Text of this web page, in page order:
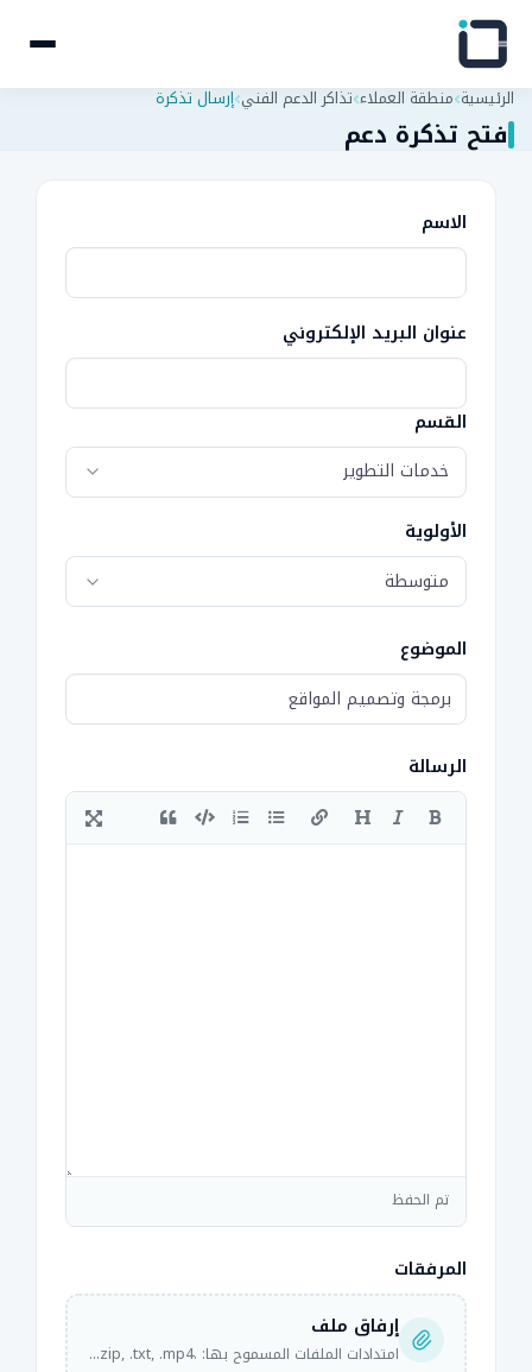
الرئيسية منطقة العملاء تذاكر الدعم الفني إرسال تذكرة
فتح تذكرة دعم
الاسم
عنوان البريد الإلكتروني
القسم
خدمات التطوير
الأولوية
متوسطة
الموضوع
الرسالة
تم الحفظ
المرفقات
إرفاق ملف
امتدادات الملفات المسموح بها: .jpg, .gif, .png, .zip, .txt, .mp4 · أقصى حجم ملف: 1024MB